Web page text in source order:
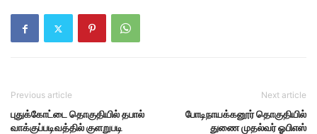
Previous article
புதுக்கோட்டை தொகுதியில் தபால்
வாக்குப்படிவத்தில் குளறுபடி
Next article
போடிநாயக்கனூர் தொகுதியில்
துணை முதல்வர் ஓபிஎஸ்